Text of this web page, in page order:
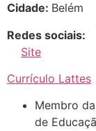
Cidade: Belém
Redes
Site
Currículo Lattes
Membro
de